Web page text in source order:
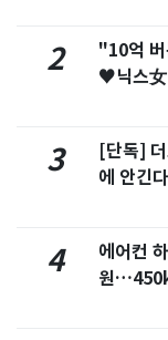
2
"10억
♥닉스女
3
[단독]
에 안긴
4
에어컨
원